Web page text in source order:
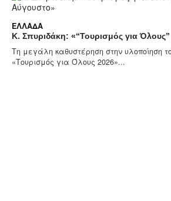
ΕΛΛΆΔΑ
Κ. Σπυριδάκη: «“Τουρισμός για
Τη μεγάλη καθυστέρηση στην υλοποίηση
«Τουρισμός για Όλους 2026»...